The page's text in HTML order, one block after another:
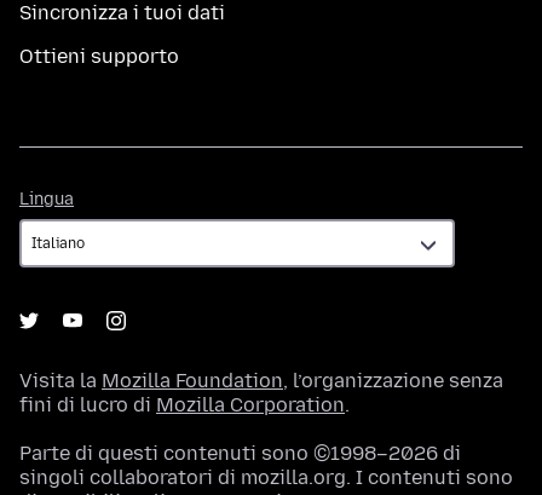
Sincronizza i tuoi dati
Ottieni supporto
Lingua
Visita la Mozilla Foundation, l’organizzazione senza
fini di lucro di Mozilla Corporation.
Parte di questi contenuti sono ©1998–2026 di
singoli collaboratori di mozilla.org. I contenuti sono